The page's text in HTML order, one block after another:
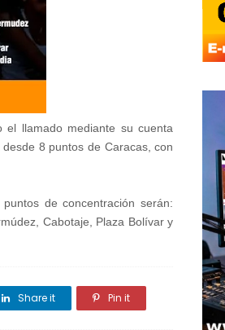
el llamado mediante su cuenta
8 puntos de Caracas, con
de concentración serán:
Cabotaje, Plaza Bolívar y
Share it Pin it